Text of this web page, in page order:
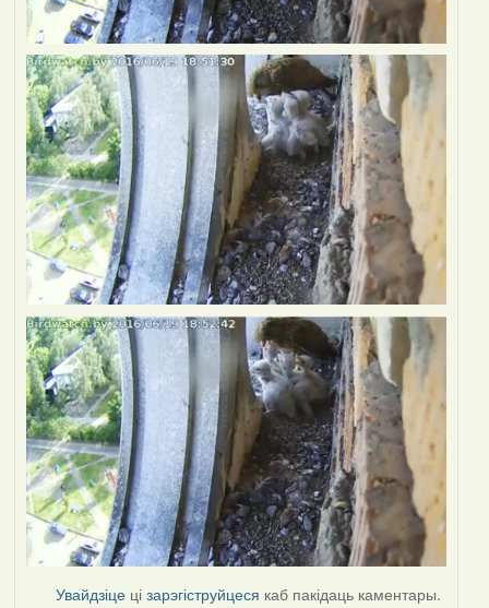
Увайдзіце цізарэгіструйцеся каб пакідаць каментары.